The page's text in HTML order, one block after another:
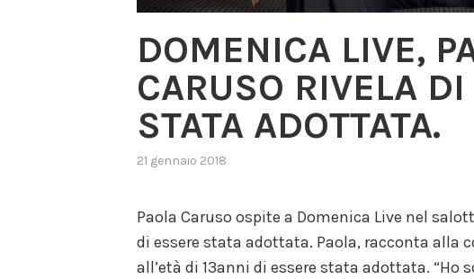
DOMENICA LIVE,
CARUSO RIVELA
STATA ADOTTATA.
21 gennaio 2018
gossip,
programma
televisivo
Paola Caruso ospite a Domenica Live nel
di essere stata adottata. Paola, racconta alla
all’età di 13anni di essere stata adottata. “Ho